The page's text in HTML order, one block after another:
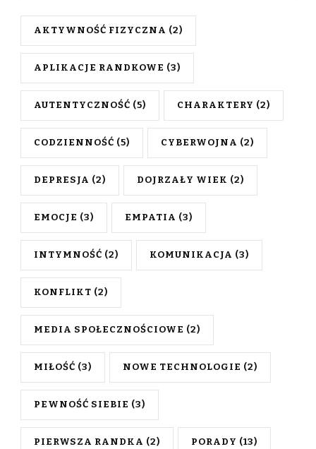
AKTYWNOŚĆ FIZYCZNA (2)
APLIKACJE RANDKOWE (3)
AUTENTYCZNOŚĆ (5) CHARAKTERY (2)
CODZIENNOŚĆ (5) CYBERWOJNA (2)
DEPRESJA (2) DOJRZAŁY WIEK (2)
EMOCJE (3) EMPATIA (3)
INTYMNOŚĆ (2) KOMUNIKACJA (3)
KONFLIKT (2)
MEDIA SPOŁECZNOŚCIOWE (2)
MIŁOŚĆ (3) NOWE TECHNOLOGIE (2)
PEWNOŚĆ SIEBIE (3)
PIERWSZA RANDKA (2) PORADY (13)